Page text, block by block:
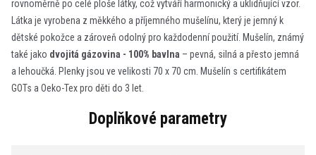
rovnoměrně po celé ploše látky, což vytváří harmonický a uklidňující vzor.
Látka je vyrobena z měkkého a příjemného mušelínu, který je jemný k
dětské pokožce a zároveň odolný pro každodenní použití. Mušelín, známý
také jako dvojitá gázovina - 100% bavlna – pevná, silná a přesto jemná
a lehoučká. Plenky jsou ve velikosti 70 x 70 cm. Mušelín s certifikátem
GOTs a Oeko-Tex pro děti do 3 let.
Doplňkové parametry